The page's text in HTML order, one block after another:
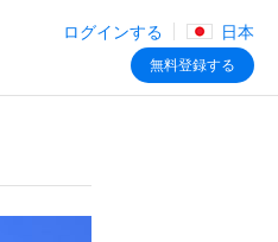
ログインする 日本
無料登録する
SEARCH DEALS